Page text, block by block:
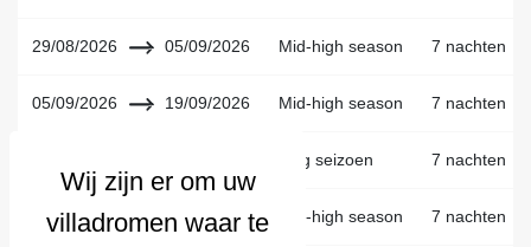
29/08/2026 05/09/2026 Mid-high season 7 nachten
05/09/2026 19/09/2026 Mid-high season 7 nachten
laag seizoen 7 nachten
20/12/2026 01/01/2027 Mid-high season 7 nachten